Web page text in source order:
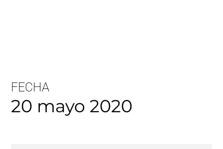
FECHA
20 mayo 2020